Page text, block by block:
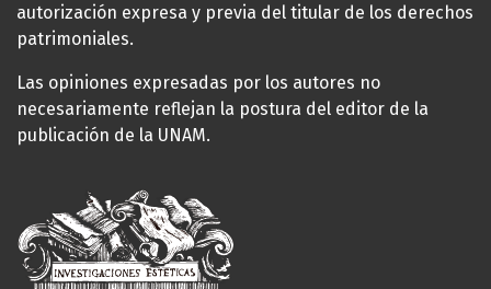
autorización expresa y previa del titular de los derechos
patrimoniales.
Las opiniones expresadas por los autores no
necesariamente reflejan la postura del editor de la
publicación de la UNAM.